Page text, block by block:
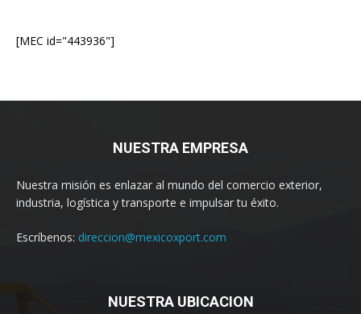
[MEC id="443936"]
NUESTRA EMPRESA
Nuestra misión es enlazar al mundo del comercio exterior,
industria, logística y transporte e impulsar tu éxito.
Escríbenos: direccion@mexicoxport.com
NUESTRA UBICACION